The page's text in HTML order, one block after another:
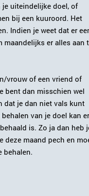
je uiteindelijke doel, of
bij een kuuroord. Het
Indien je weet dat er
er alles aan
vrouw of een vriend of
bent dan misschien wel
dat je dan niet vals kunt
van je doel kan er
is. Zo ja dan heb
deze maand pech en
behalen.